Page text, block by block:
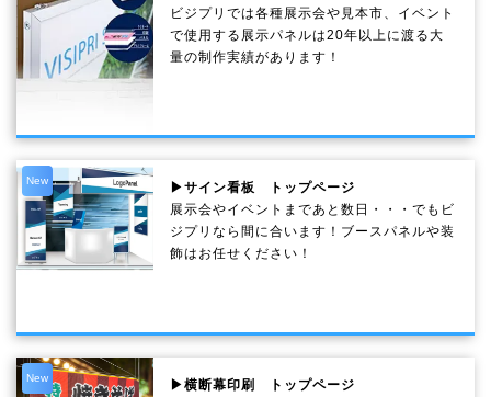
ビジプリでは各種展示会や見本市、イベント
で使用する展示パネルは20年以上に渡る大
量の制作実績があります！
New
▶サイン看板 トップページ
展示会やイベントまであと数日・・・でもビ
ジプリなら間に合います！ブースパネルや装
飾はお任せください！
New
▶横断幕印刷 トップページ